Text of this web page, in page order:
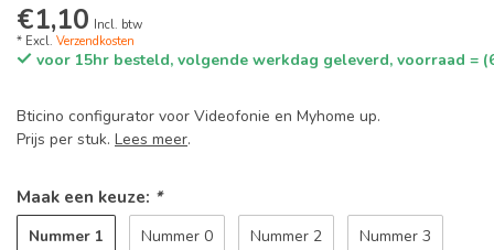
€1,10 Incl. btw
* Excl. Verzendkosten
voor 15hr besteld, volgende werkdag geleverd, voorraad =
Bticino configurator voor Videofonie en Myhome up.
Prijs per stuk. Lees meer.
Maak een keuze: *
Nummer 1 Nummer 0 Nummer 2 Nummer 3